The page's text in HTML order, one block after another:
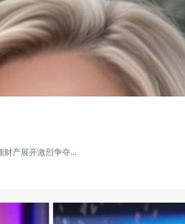
财产展开激烈争夺...